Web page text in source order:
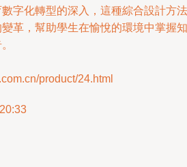
字化轉型的深入，這種綜合設計方法
革，幫助學生在愉悅的環境中掌握知
product/24.html